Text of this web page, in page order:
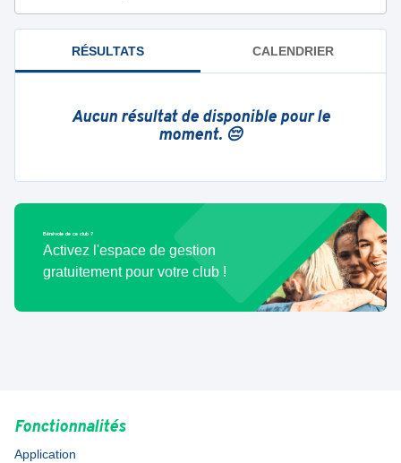
RÉSULTATS CALENDRIER
Aucun résultat de disponible pour le
moment. 😔
Bénévole de ce club ?
Activez l'espace de gestion
gratuitement pour votre club !
Fonctionnalités
Application